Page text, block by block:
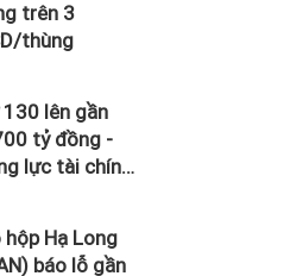
trên 3
thùng
130 lên gần
tỷ đồng -
lực tài chính
nhìn từ
nợ với ACV
Hạ Long
báo lỗ gần